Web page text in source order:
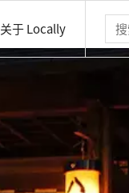
关于 Locally